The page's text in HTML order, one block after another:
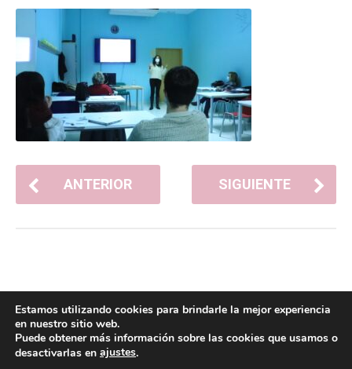
ANTERIOR SIGUIENTE
POLÍTICA DE COOKIES POLÍTICA DE PRIVACIDAD
Estamos utilizando cookies para brindarle la mejor experiencia
en nuestro sitio web.
Puede obtener más información sobre las cookies que usamos o
desactivarlas en ajustes.